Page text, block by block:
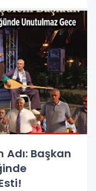
Adı: Başkan